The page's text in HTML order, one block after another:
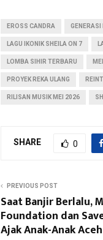
EROSS CANDRA GENERASI
LAGU IKONIK SHEILA ON 7
LOMBA SIHIR TERBARU
PROYEK REKA ULANG
RILISAN MUSIK MEI 2026
SHARE 0
PREVIOUS POST
Saat Banjir Berlalu,
Foundation dan
Ajak Anak-Anak